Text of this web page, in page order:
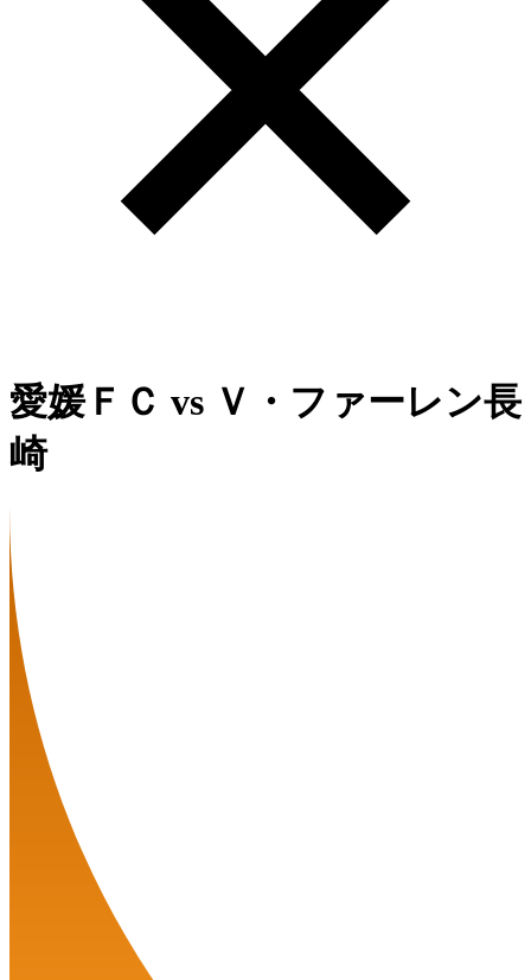
愛媛ＦＣ vs Ｖ・ファーレン長
崎